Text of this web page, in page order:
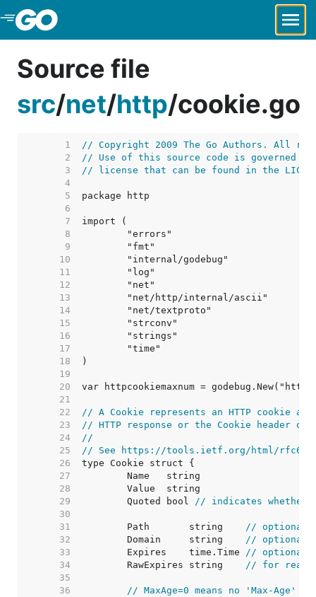
Skip to Main Content
Source file
src/net/http/cookie.go
     1
// Copyright 2009 The Go Authors. All
     2
// Use of this source code is governed by
     3
// license that can be found in the
     4
     5
     6
     7
     8
     9
    10
    11
    12
    13
    14
    15
    16
    17
    18
    19
    20
    21
    22
// A Cookie represents an HTTP cookie
    23
// HTTP response or the Cookie header of
    24
//
    25
// See https://tools.ietf.org/html/
    26
    27
    28
    29
	Quoted bool
// indicates whether
    30
    31
	Path       string
// optional
    32
	Domain     string
// optional
    33
	Expires    time.Time
// optional
    34
	RawExpires string
// for
    35
    36
// MaxAge=0 means no 'Max-Age'